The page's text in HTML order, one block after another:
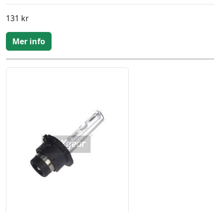
131 kr
Mer info